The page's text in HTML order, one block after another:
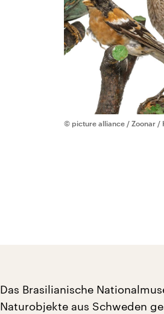
© picture alliance / Zoonar /
Das Brasilianische
Naturobjekte aus Schweden